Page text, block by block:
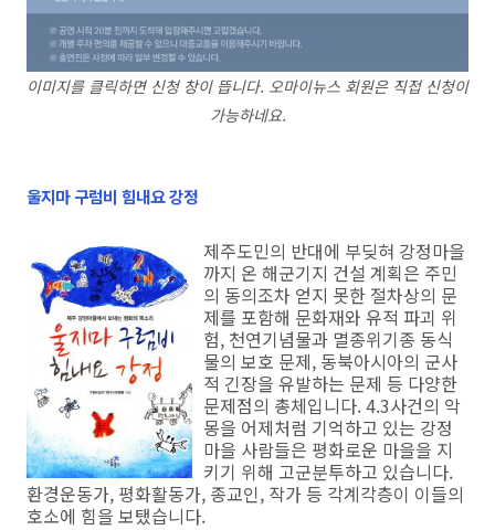
이미지를 클릭하면 신청 창이 뜹니다. 오마이뉴스 회원은 직접 신청이
가능하네요.
울지마 구럼비 힘내요 강정
제주도민의 반대에 부딪혀 강정마을
까지 온 해군기지 건설 계획은 주민
의 동의조차 얻지 못한 절차상의 문
제를 포함해 문화재와 유적 파괴 위
험, 천연기념물과 멸종위기종 동식
물의 보호 문제, 동북아시아의 군사
적 긴장을 유발하는 문제 등 다양한
문제점의 총체입니다. 4.3사건의 악
몽을 어제처럼 기억하고 있는 강정
마을 사람들은 평화로운 마을을 지
키기 위해 고군분투하고 있습니다.
환경운동가, 평화활동가, 종교인, 작가 등 각계각층이 이들의
호소에 힘을 보탰습니다.